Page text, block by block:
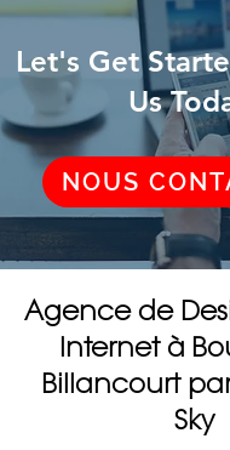
Let's Get
Us
NOUS
Agence de
Internet à
Billancourt
Sky